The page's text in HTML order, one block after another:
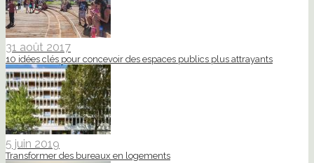
31 août 2017
10 idées clés pour concevoir des espaces publics plus attrayants
5 juin 2019
Transformer des bureaux en logements